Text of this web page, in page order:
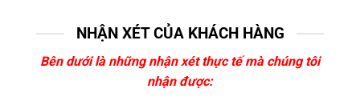
NHẬN XÉT CỦA KHÁCH HÀNG
Bên dưới là những nhận xét thực tế mà chúng tôi
nhận được: